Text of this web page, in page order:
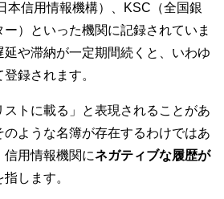
本信用情報機構）、KSC（全国銀
）といった機関に記録されていま
や滞納が一定期間続くと、いわゆ
録されます。
トに載る」と表現されることがあ
のような名簿が存在するわけではあ
信用情報機関にネガティブな履歴が
指します。